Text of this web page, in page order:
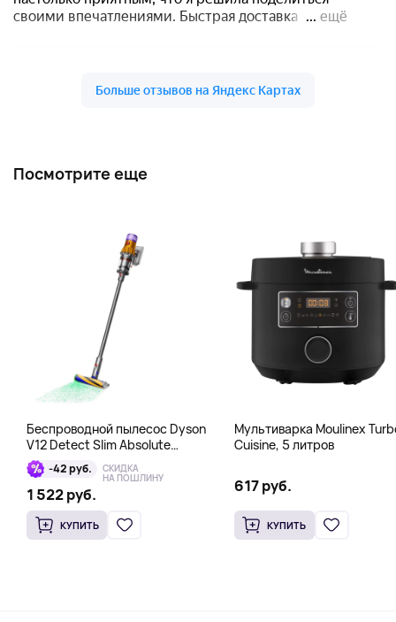
Посмотрите еще
Беспроводной пылесос Dyson
V12 Detect Slim Absolute
Yellow/Nickel, серый
-42 руб. СКИДКА
НА ПОШЛИНУ
1 522 руб.
КУПИТЬ
Мультиварка Moulinex
Cuisine, 5 литров
617 руб.
КУПИТЬ